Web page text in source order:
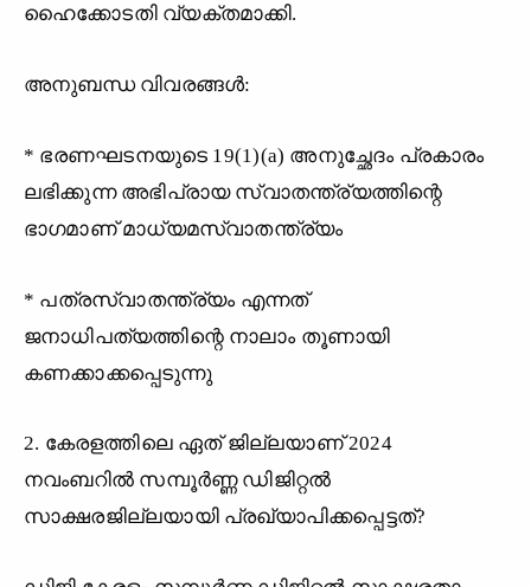
ഹൈക്കോടതി വ്യക്തമാക്കി.
അനുബന്ധ വിവരങ്ങൾ:
* ഭരണഘടനയുടെ 19(1)(a) അനുച്ഛേദം പ്രകാരം
ലഭിക്കുന്ന അഭിപ്രായ സ്വാതന്ത്ര്യത്തിന്റെ
ഭാഗമാണ് മാധ്യമസ്വാതന്ത്ര്യം
* പത്രസ്വാതന്ത്ര്യം എന്നത്
ജനാധിപത്യത്തിന്റെ നാലാം തൂണായി
കണക്കാക്കപ്പെടുന്നു
2. കേരളത്തിലെ ഏത് ജില്ലയാണ് 2024
നവംബറിൽ സമ്പൂർണ്ണ ഡിജിറ്റൽ
സാക്ഷരജില്ലയായി പ്രഖ്യാപിക്കപ്പെട്ടത്?